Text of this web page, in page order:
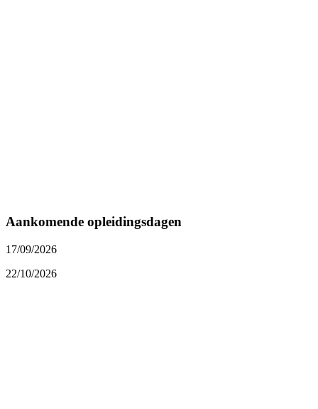
Aankomende opleidingsdagen
17/09/2026
22/10/2026